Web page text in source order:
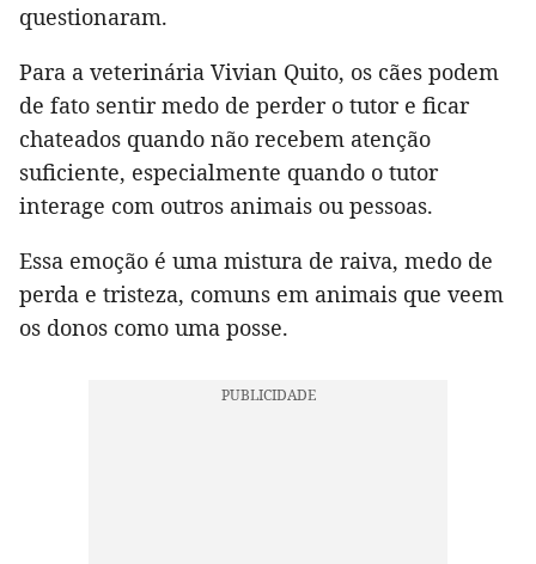
questionaram.
Para a veterinária Vivian Quito, os cães podem
de fato sentir medo de perder o tutor e ficar
chateados quando não recebem atenção
suficiente, especialmente quando o tutor
interage com outros animais ou pessoas.
Essa emoção é uma mistura de raiva, medo de
perda e tristeza, comuns em animais que veem
os donos como uma posse.